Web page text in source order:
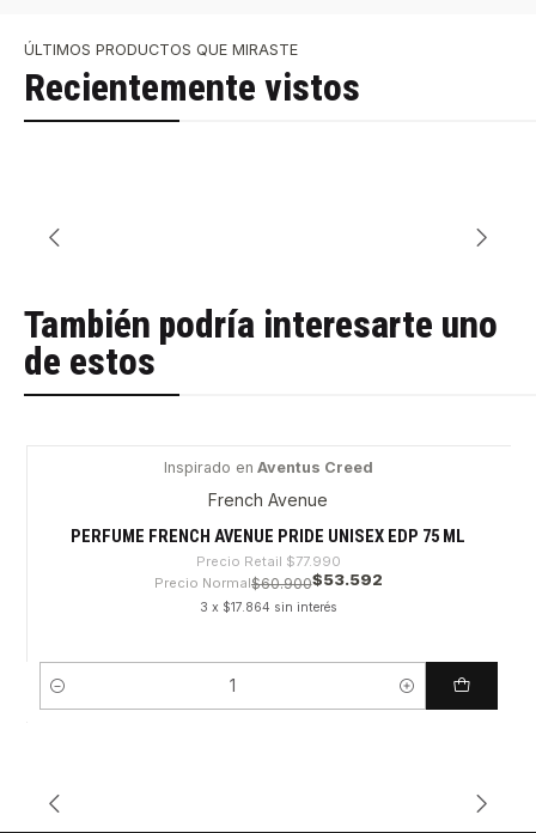
ÚLTIMOS PRODUCTOS QUE MIRASTE
Recientemente vistos
También podría interesarte uno
de estos
Inspirado en Aventus Creed
French Avenue
PERFUME FRENCH AVENUE PRIDE UNISEX EDP 75 ML
Precio Retail $77.990
Precio Normal$60.900$53.592
3 x $17.864 sin interés
Cantidad